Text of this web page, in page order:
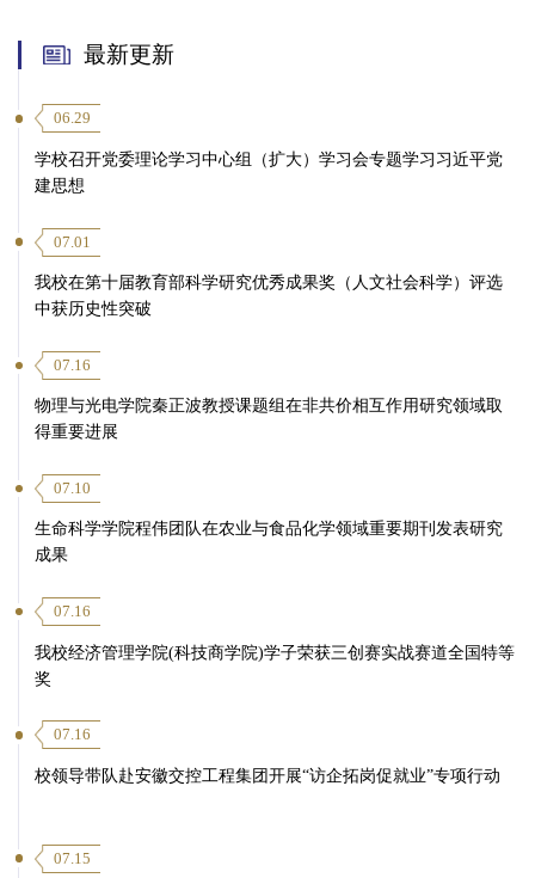
最新更新
06.29
学校召开党委理论学习中心组（扩大）学习会专题学习习近平党
建思想
07.01
我校在第十届教育部科学研究优秀成果奖（人文社会科学）评选
中获历史性突破
07.16
物理与光电学院秦正波教授课题组在非共价相互作用研究领域取
得重要进展
07.10
生命科学学院程伟团队在农业与食品化学领域重要期刊发表研究
成果
07.16
我校经济管理学院(科技商学院)学子荣获三创赛实战赛道全国特等
奖
07.16
校领导带队赴安徽交控工程集团开展“访企拓岗促就业”专项行动
07.15